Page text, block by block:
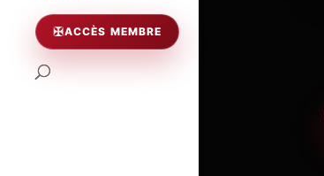
ACCÈS MEMBRE